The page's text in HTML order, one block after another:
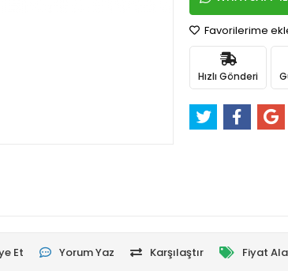
Favorilerime
Hızlı Gönderi
Et Yorum Yaz Karşılaştır Fiyat